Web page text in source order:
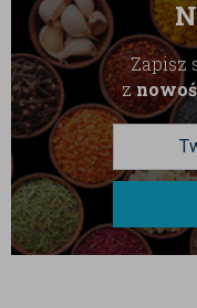
Zapisz
z